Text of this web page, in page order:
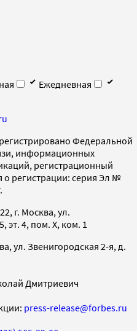
Ежедневная
Федеральной
информационных
регистрационный
регистрации: серия Эл №
г. Москва, ул.
эт. 4, пом. X, ком. 1
ул. Звенигородская 2-я, д.
Дмитриевич
press-release@forbes.ru